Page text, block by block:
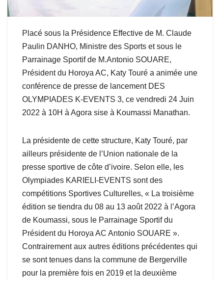
Placé sous la Présidence Effective de M. Claude
Paulin DANHO, Ministre des Sports et sous le
Parrainage Sportif de M.Antonio SOUARE,
Président du Horoya AC, Katy Touré a animée une
conférence de presse de lancement DES
OLYMPIADES K-EVENTS 3, ce vendredi 24 Juin
2022 à 10H à Agora sise à Koumassi Manathan.
La présidente de cette structure, Katy Touré, par
ailleurs présidente de l’Union nationale de la
presse sportive de côte d’ivoire. Selon elle, les
Olympiades KARIELI-EVENTS sont des
compétitions Sportives Culturelles, « La troisième
édition se tiendra du 08 au 13 août 2022 à l’Agora
de Koumassi, sous le Parrainage Sportif du
Président du Horoya AC Antonio SOUARE ».
Contrairement aux autres éditions précédentes qui
se sont tenues dans la commune de Bergerville
pour la première fois en 2019 et la deuxième